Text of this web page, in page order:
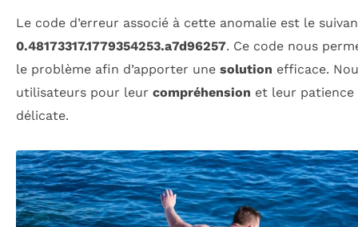
Le code d’erreur associé à cette anomalie est le
0.48173317.1779354253.a7d96257. Ce code nous
le problème afin d’apporter une solution efficace.
utilisateurs pour leur compréhension et leur
délicate.